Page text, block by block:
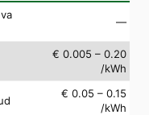
—
€ 0.005 – 0.20
/kWh
€ 0.05 – 0.15
/kWh